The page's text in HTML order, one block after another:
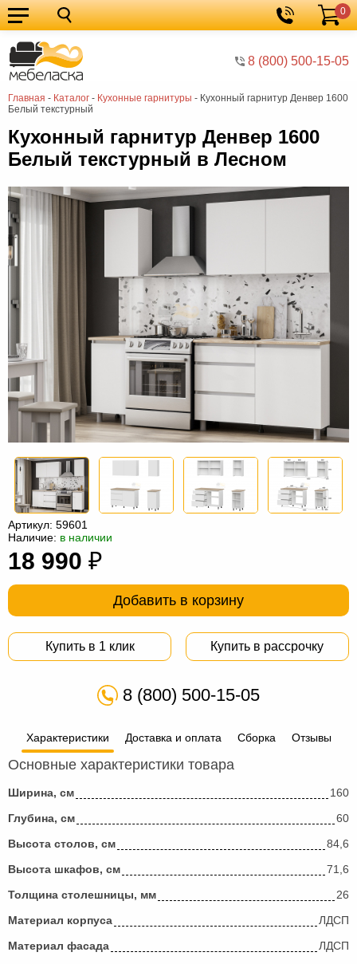
8 (800) 500-15-05
Корзина
0
Главная - Каталог - Кухонные гарнитуры - Кухонный гарнитур Денвер 1600
Белый текстурный
Кухонные
гарнитуры
Мебель
для
кухни
Мебель
для
спальни
Кровати
Шкафы
Диваны
Мягкая
мебель
Детская
мебель
Мебель
гостиную
для
Столы
Офисная
мебель
Столы
под
компьютер
Мебель
для
ванной
Мебель
трансформер
Матрасы
Кресла-
мешки
Мебель
из
ротанга
Садовая
мебель
Косметологическое
оборудование
Кухонный гарнитур Денвер 1600
Белый текстурный в Лесном
Артикул: 59601
Наличие: в наличии
18 990 ₽
Добавить в корзину
Купить в 1 клик Купить в рассрочку
8 (800) 500-15-05
Характеристики Доставка и оплата Сборка Отзывы
Основные характеристики товара
Ширина, см
160
Глубина, см
60
Высота столов, см
84,6
Высота шкафов, см
71,6
Толщина столешницы, мм
26
Материал корпуса
ЛДСП
Материал фасада
ЛДСП